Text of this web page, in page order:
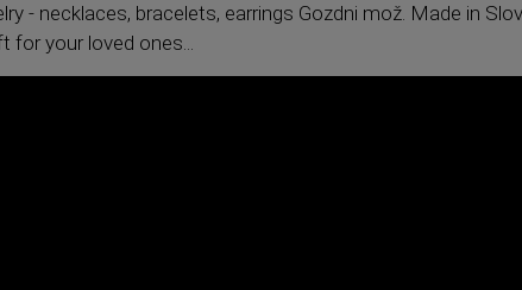
- necklaces, bracelets, earrings Gozdni mož. Made in
for your loved ones...